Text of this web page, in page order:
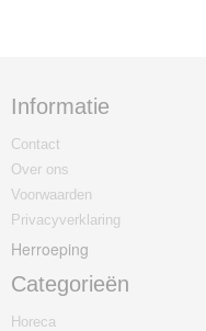
Informatie
Contact
Over ons
Voorwaarden
Privacyverklaring
Herroeping
Categorieën
Horeca